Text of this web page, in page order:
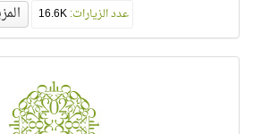
عدد الزيارات:16.6K